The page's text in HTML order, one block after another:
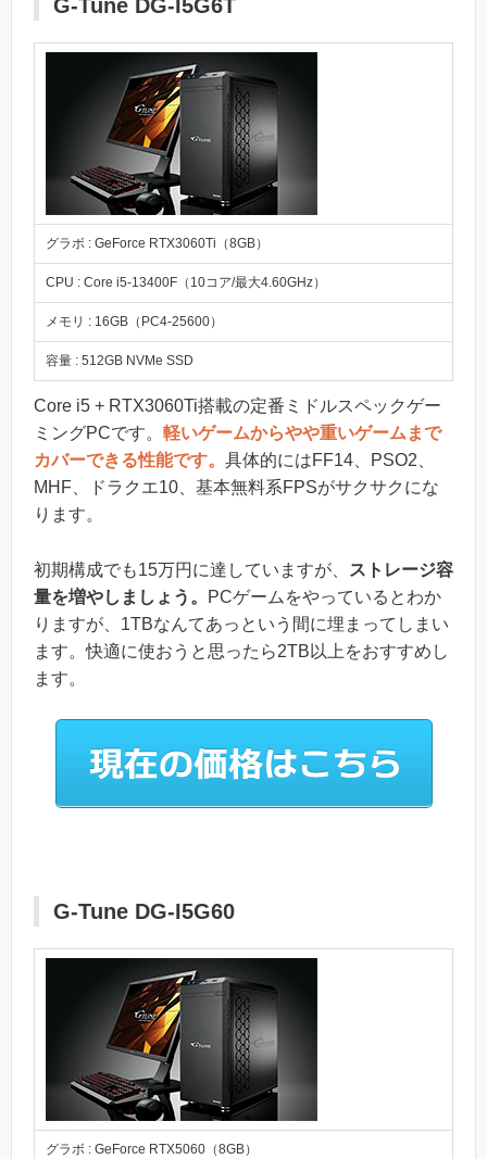
G-Tune DG-I5G6T
グラボ : GeForce RTX3060Ti（8GB）
CPU : Core i5-13400F（10コア/最大4.60GHz）
メモリ : 16GB（PC4-25600）
容量 : 512GB NVMe SSD
Core i5 + RTX3060Ti搭載の定番ミドルスペックゲー
ミングPCです。 軽いゲームからやや重いゲームまで
カバーできる性能です。 具体的にはFF14、PSO2、
MHF、ドラクエ10、基本無料系FPSがサクサクにな
ります。
初期構成でも15万円に達していますが、
ストレージ容
量を増やしましょう。
PCゲームをやっているとわか
りますが、1TBなんてあっという間に埋まってしまい
ます。快適に使おうと思ったら2TB以上をおすすめし
ます。
G-Tune DG-I5G60
グラボ : GeForce RTX5060（8GB）